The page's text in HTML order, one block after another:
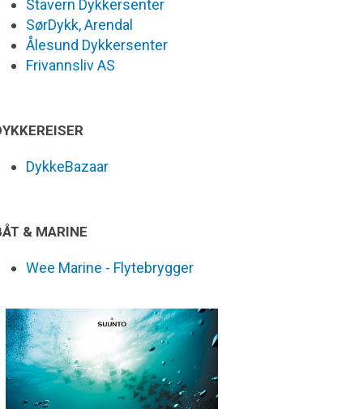
Stavern Dykkersenter
SørDykk, Arendal
Ålesund Dykkersenter
Frivannsliv AS
DykkeBazaar
& MARINE
Wee Marine - Flytebrygger